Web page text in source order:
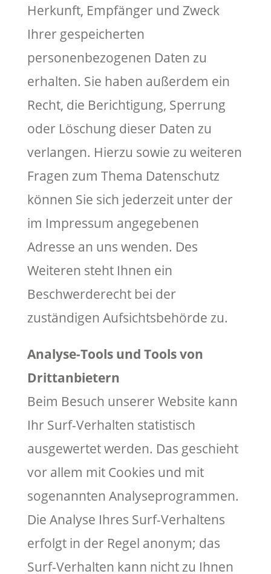
Herkunft, Empfänger und Zweck
Ihrer gespeicherten
personenbezogenen Daten zu
erhalten. Sie haben außerdem ein
Recht, die Berichtigung, Sperrung
oder Löschung dieser Daten zu
verlangen. Hierzu sowie zu weiteren
Fragen zum Thema Datenschutz
können Sie sich jederzeit unter der
im Impressum angegebenen
Adresse an uns wenden. Des
Weiteren steht Ihnen ein
Beschwerderecht bei der
zuständigen Aufsichtsbehörde zu.
Analyse-Tools und Tools von
Drittanbietern
Beim Besuch unserer Website kann
Ihr Surf-Verhalten statistisch
ausgewertet werden. Das geschieht
vor allem mit Cookies und mit
sogenannten Analyseprogrammen.
Die Analyse Ihres Surf-Verhaltens
erfolgt in der Regel anonym; das
Surf-Verhalten kann nicht zu Ihnen